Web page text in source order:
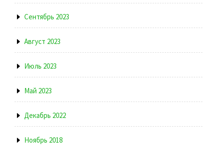
Сентябрь 2023
Август 2023
Июль 2023
Май 2023
Декабрь 2022
Ноябрь 2018